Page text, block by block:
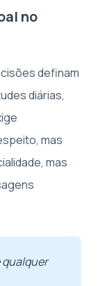
no
definam
diárias,
mas
mas
qualquer